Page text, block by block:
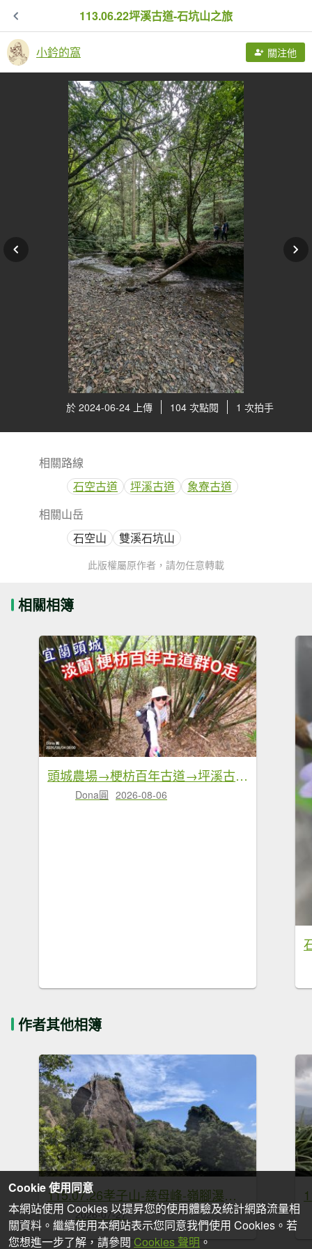
113.06.22坪溪古道-石坑山之旅
小鈐的窩 關注他
於 2024-06-24 上傳 104 次點閱 1 次拍手
相關路線
石空古道
坪溪古道
象寮古道
相關山岳
石空山
雙溪石坑山
此版權屬原作者，請勿任意轉載
相關相簿
頭城農場→梗枋百年古道→坪溪古道→象寮古道→石空古道→石空山→岩藏山O型
Dona圓 2026-08-06
作者其他相簿
115.07.26孝子山-慈母峰-嶺腳瀑布-望谷瀑布之旅
2026-07-27
Cookie 使用同意
本網站使用 Cookies 以提昇您的使用體驗及統計網路流量相
關資料。繼續使用本網站表示您同意我們使用 Cookies。若
您想進一步了解，請參閱 Cookies 聲明 。